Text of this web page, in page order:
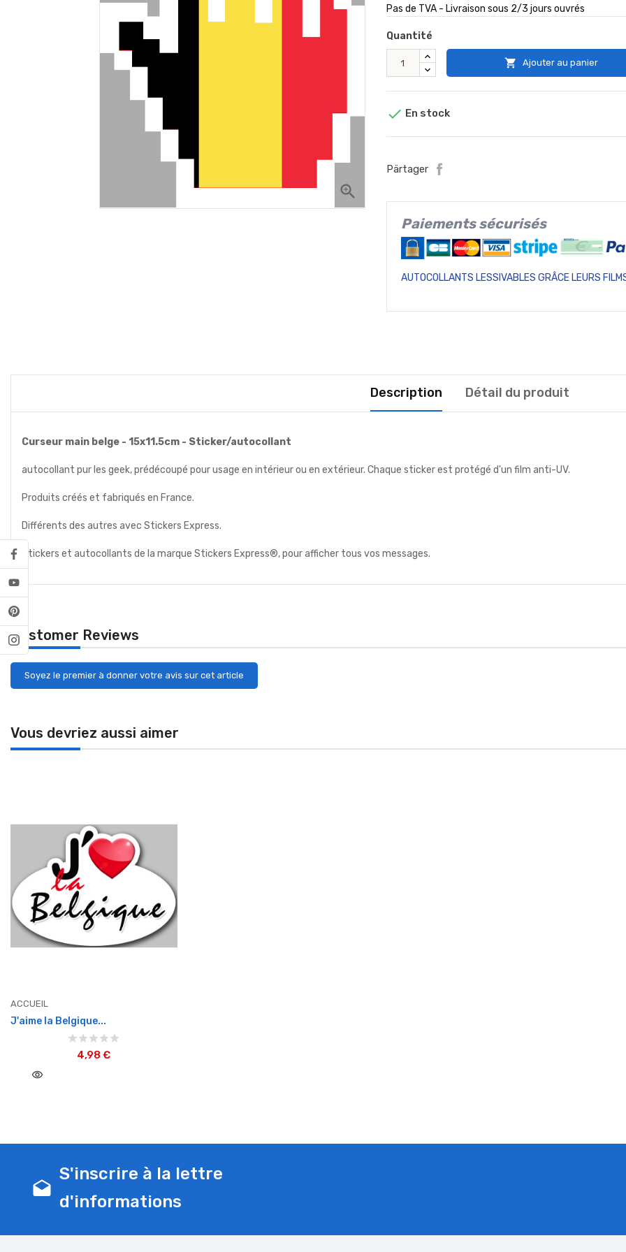
zoom_in
Pas de TVA - Livraison sous 2/3 jours ouvrés
Quantité
 Ajouter au panier
 En stock
Pärtager
Paiements sécurisés
AUTOCOLLANTS LESSIVABLES GRÂCE LEURS
Description Détail du produit
Curseur main belge - 15x11.5cm - Sticker/autocollant
autocollant pur les geek, prédécoupé pour usage en intérieur ou en extérieur. Chaque sticker est protégé d'un film anti-UV.
Produits créés et fabriqués en France.
Différents des autres avec Stickers Express.
Stickers et autocollants de la marque Stickers Express®, pour afficher tous vos messages.
Customer Reviews
Soyez le premier à donner votre avis sur cet article
Vous devriez aussi aimer
ACCUEIL
J'aime la Belgique...
4,98 €
visibility
drafts
S'inscrire à la lettre
d'informations